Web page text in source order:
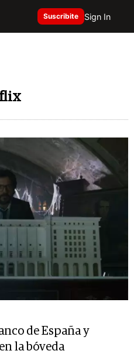
Suscribite Sign In
de España y
la bóveda